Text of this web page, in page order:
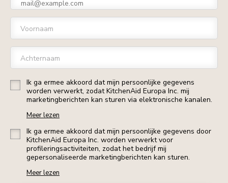
Voornaam
Achternaam
Ik ga ermee akkoord dat mijn persoonlijke gegevens
worden verwerkt, zodat KitchenAid Europa Inc. mij
marketingberichten kan sturen via elektronische kanalen.
Meer lezen
Ik ga ermee akkoord dat mijn persoonlijke gegevens door
KitchenAid Europa Inc. worden verwerkt voor
profileringsactiviteiten, zodat het bedrijf mij
gepersonaliseerde marketingberichten kan sturen.
Meer lezen